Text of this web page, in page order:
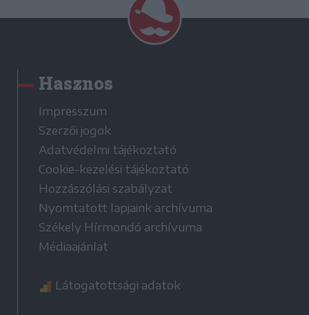
Hasznos
Impresszum
Szerzői jogok
Adatvédelmi tájékoztató
Cookie-kezelési tájékoztató
Hozzászólási szabályzat
Nyomtatott lapjaink archívuma
Székely Hírmondó archívuma
Médiaajánlat
Látogatottsági adatok